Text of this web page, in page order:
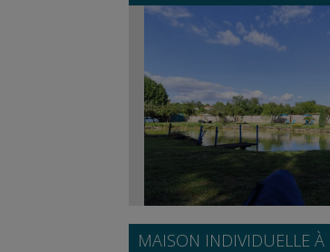
MAISON INDIVIDUELLE À